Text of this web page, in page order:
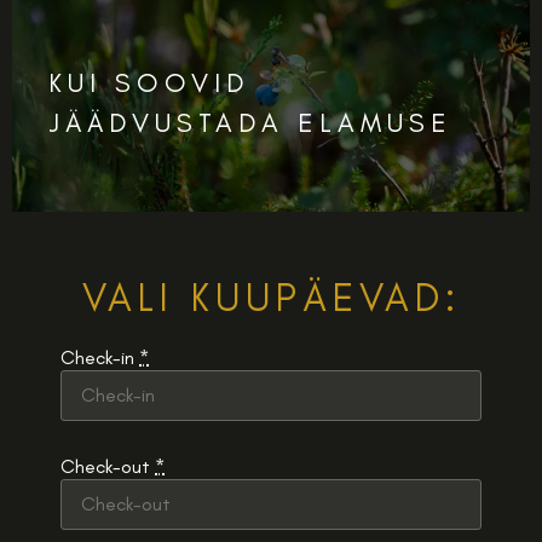
KUI SOOVID
JÄÄDVUSTADA ELAMUSE
VALI KUUPÄEVAD:
Check-in *
Check-out *